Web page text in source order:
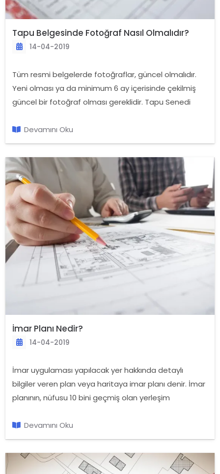
Tapu Belgesinde Fotoğraf Nasıl Olmalıdır?
14-04-2019
Tüm resmi belgelerde fotoğraflar, güncel olmalıdır.
Yeni olması ya da minimum 6 ay içerisinde çekilmiş
güncel bir fotoğraf olması gereklidir. Tapu Senedi
formatında olmalıdır.
Devamını Oku
İmar Planı Nedir?
14-04-2019
İmar uygulaması yapılacak yer hakkında detaylı
bilgiler veren plan veya haritaya imar planı denir. İmar
planının, nüfusu 10 bini geçmiş olan yerleşim
düzeyi, imar uygulaması, adalar, yollar ve pek çok
istatistik raporları oluşturulur.
Devamını Oku